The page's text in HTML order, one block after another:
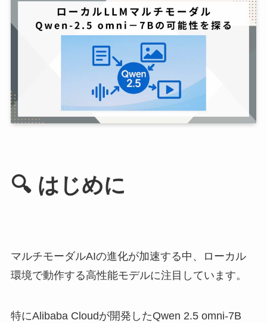
🔍 はじめに
マルチモーダルAIの進化が加速する中、ローカル
環境で動作する高性能モデルに注目しています。
特にAlibaba Cloudが開発したQwen 2.5 omni-7B